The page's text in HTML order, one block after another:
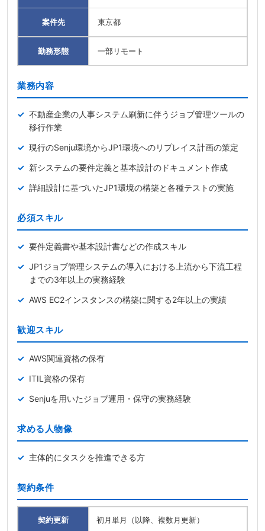
案件先 東京都
勤務形態 一部リモート
業務内容
不動産企業の人事システム刷新に伴うジョブ管理ツールの
移行作業
現行のSenju環境からJP1環境へのリプレイス計画の策定
新システムの要件定義と基本設計のドキュメント作成
詳細設計に基づいたJP1環境の構築と各種テストの実施
必須スキル
要件定義書や基本設計書などの作成スキル
JP1ジョブ管理システムの導入における上流から下流工程
までの3年以上の実務経験
AWS EC2インスタンスの構築に関する2年以上の実績
歓迎スキル
AWS関連資格の保有
ITIL資格の保有
Senjuを用いたジョブ運用・保守の実務経験
求める人物像
主体的にタスクを推進できる方
契約条件
契約更新 初月単月（以降、複数月更新）